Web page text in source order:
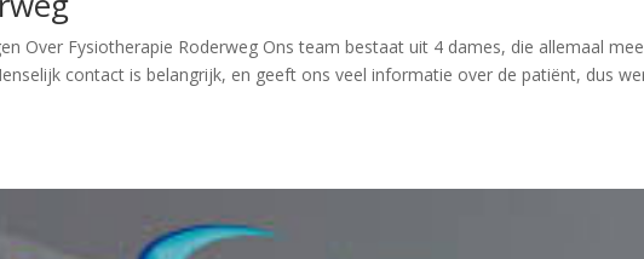
Over Fysiotherapie Roderweg Ons team bestaat uit 4 dames, die allemaal
contact is belangrijk, en geeft ons veel informatie over de patiënt, dus